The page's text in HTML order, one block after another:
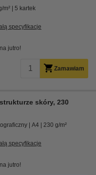
m² 5 kartek
specyfikacje
jutro!
Zamawiam
skóry, 230
A4 230 g/m²
specyfikacje
jutro!